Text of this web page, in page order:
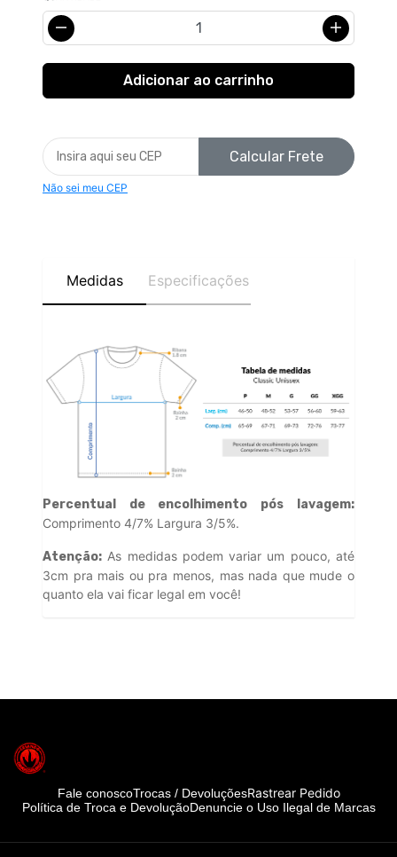
Calcular Frete
Não sei meu CEP
Medidas Especificações
Percentual de encolhimento pós lavagem:
Comprimento 4/7% Largura 3/5%.
Atenção: As medidas podem variar um pouco, até
3cm pra mais ou pra menos, mas nada que mude o
quanto ela vai ficar legal em você!
Fale conoscoTrocas / DevoluçõesRastrear Pedido
Política de Troca e DevoluçãoDenuncie o Uso Ilegal de Marcas